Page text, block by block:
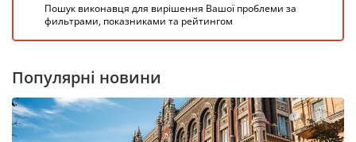
Пошук виконавця для вирішення Вашої проблеми за
фильтрами, показниками та рейтингом
Популярні новини